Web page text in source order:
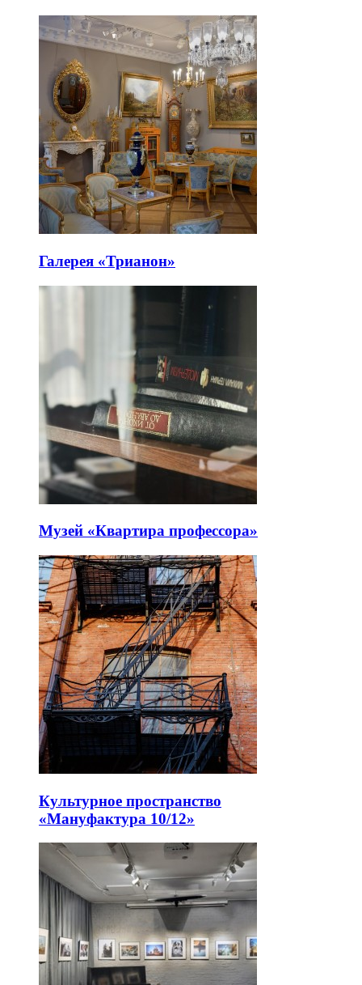
Галерея «Трианон»
Музей «Квартира профессора»
Культурное пространство
«Мануфактура 10/12»